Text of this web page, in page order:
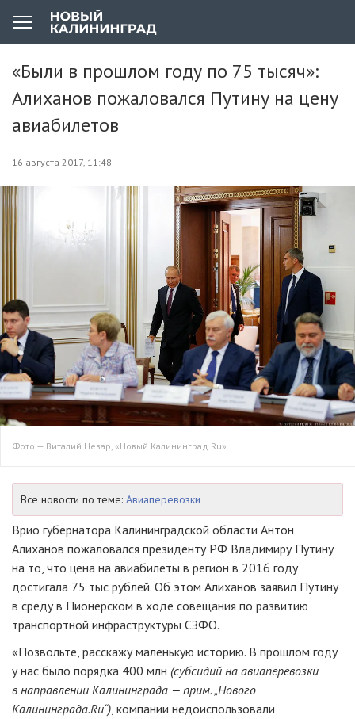
«Были в прошлом году по 75 тысяч»:
Алиханов пожаловался Путину на цену
авиабилетов
16 августа 2017, 11:48
Фото — Виталий Невар, «Новый Калининград.Ru»
Все новости по теме: Авиаперевозки
Врио губернатора Калининградской области Антон
Алиханов пожаловался президенту РФ Владимиру Путину
на то, что цена на авиабилеты в регион в 2016 году
достигала 75 тыс рублей. Об этом Алиханов заявил Путину
в среду в Пионерском в ходе совещания по развитию
транспортной инфраструктуры СЗФО.
«Позвольте, расскажу маленькую историю. В прошлом году
у нас было порядка 400 млн (субсидий на авиаперевозки
в направлении Калининграда — прим. „Нового
Калининграда.Ru“), компании недоиспользовали